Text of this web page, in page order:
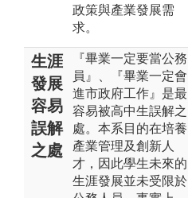
政策與產業發展需
求。
生涯
發展
容易
誤解
之處
『畢業一定要當公務
員』、『畢業一定會
進市政府工作』是最
容易被高中生誤解之
處。本系目的在培養
產業管理及創新人
才，因此學生未來的
生涯發展並未受限於